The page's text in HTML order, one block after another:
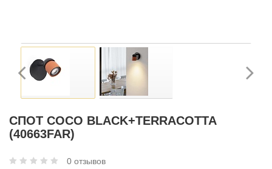
СПОТ COCO BLACK+TERRACOTTA
(40663FAR)
0 отзывов